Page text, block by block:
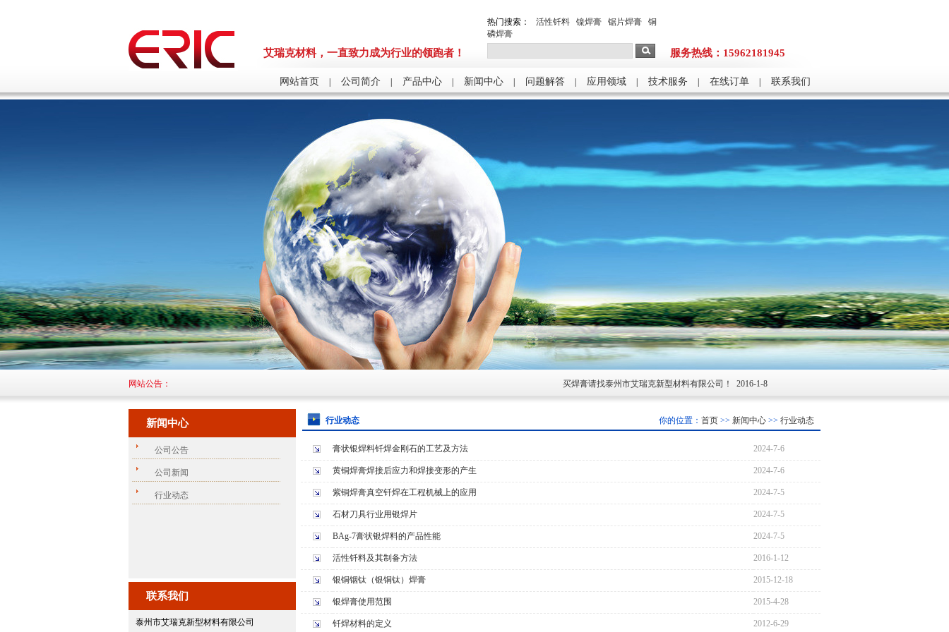
艾瑞克材料，一直致力成为行业的领跑者！
热门搜索： 活性钎料 镍焊膏 锯片焊膏
铜
磷焊膏
服务热线：15962181945
网站首页 公司简介 产品中心 新闻中心 问题解答 应用领域 技术服务 在线订单 联系我们
网站公告： 买焊膏请找泰州市艾瑞克新型材料有限公司！2016-1-8
新闻中心
公司公告
公司新闻
行业动态
联系我们
泰州市艾瑞克新型材料有限公司
你的位置： 首页 >> 新闻中心 >> 行业动态
行业动态
膏状银焊料钎焊金刚石的工艺及方法 2024-7-6
黄铜焊膏焊接后应力和焊接变形的产生 2024-7-6
紫铜焊膏真空钎焊在工程机械上的应用 2024-7-5
石材刀具行业用银焊片 2024-7-5
BAg-7膏状银焊料的产品性能 2024-7-5
活性钎料及其制备方法 2016-1-12
银铜铟钛（银铜钛）焊膏 2015-12-18
银焊膏使用范围 2015-4-28
钎焊材料的定义 2012-6-29